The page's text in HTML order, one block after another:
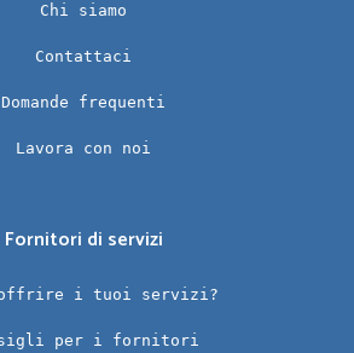
Chi siamo
Contattaci
Domande frequenti
Lavora con noi
Fornitori di servizi
offrire i tuoi servizi?
per i fornitori